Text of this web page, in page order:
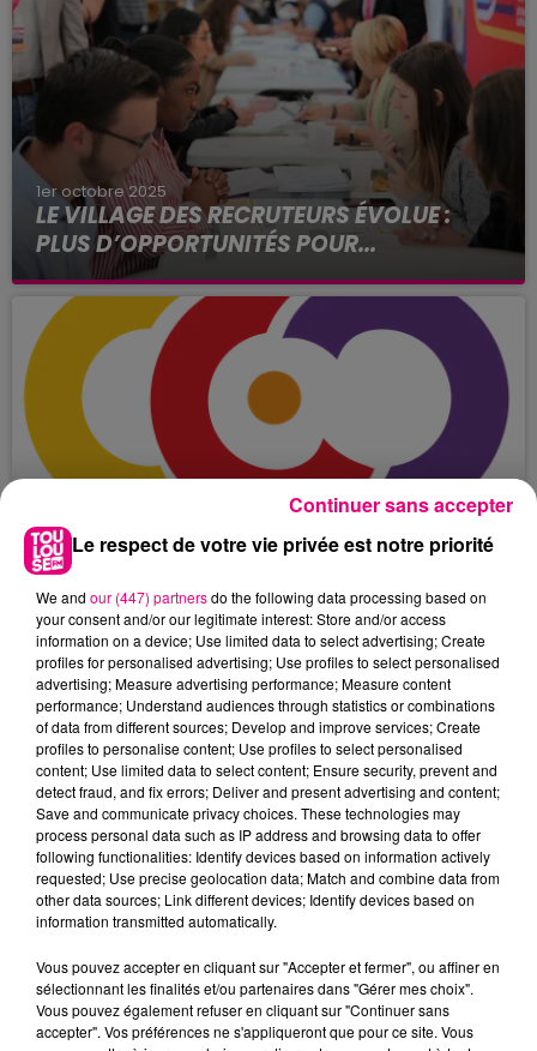
1er octobre 2025
LE VILLAGE DES RECRUTEURS ÉVOLUE :
PLUS D’OPPORTUNITÉS POUR...
Vous êtes en recherche d’emploi ou en
reconversion ? Vous connaissez peut-être déjà
Le Village des Recruteurs dont la prochaine
édition se déroulera les 8 et...
10 juin 2025
CONSULTANT.E RH INDÉPENDANT.E
Notre cabinet digital, il n’est pas comme les
autres : 100 % tourné vers l’emploi des jeunes,
tous secteurs confondus, partout en France, un
projet sociétal,...
30 mai 2025
LA JOURNÉE MONDIALE DE LA
CHOCOLATINE
Le respect de votre vie privée est notre priorité
We and our (447) partnersdo the following data processing based on
your consent and/or our legitimate interest: Store and/or access
information on a device; Use limited data to select advertising; Create
profiles for personalised advertising; Use profiles to select personalised
advertising; Measure advertising performance; Measure content
performance; Understand audiences through statistics or combinations
of data from different sources; Develop and improve services; Create
profiles to personalise content; Use profiles to select personalised
content; Use limited data to select content; Ensure security, prevent and
detect fraud, and fix errors; Deliver and present advertising and content;
Save and communicate privacy choices. These technologies may
process personal data such as IP address and browsing data to offer
following functionalities: Identify devices based on information actively
requested; Use precise geolocation data; Match and combine data from
other data sources; Link different devices; Identify devices based on
information transmitted automatically.
Vous pouvez accepter en cliquant sur "Accepter et fermer", ou affiner en
sélectionnant les finalités et/ou partenaires dans "Gérer mes choix".
Vous pouvez également refuser en cliquant sur "Continuer sans
accepter". Vos préférences ne s'appliqueront que pour ce site. Vous
Continuer sans accepter